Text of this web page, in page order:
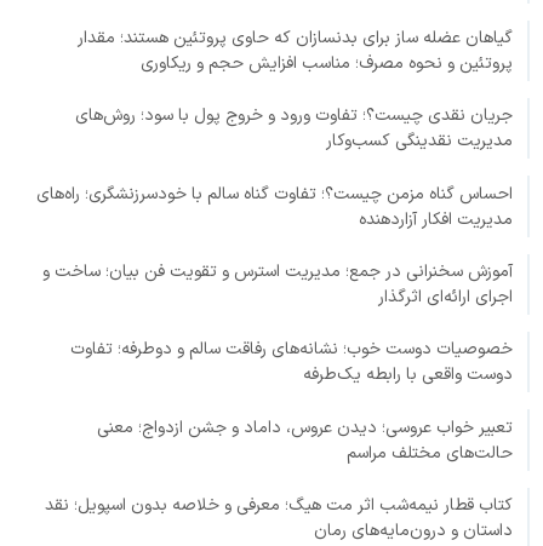
گیاهان عضله ساز برای بدنسازان که حاوی پروتئین هستند؛ مقدار
پروتئین و نحوه مصرف؛ مناسب افزایش حجم و ریکاوری
جریان نقدی چیست؟؛ تفاوت ورود و خروج پول با سود؛ روش‌های
مدیریت نقدینگی کسب‌وکار
احساس گناه مزمن چیست؟؛ تفاوت گناه سالم با خودسرزنشگری؛ راه‌های
مدیریت افکار آزاردهنده
آموزش سخنرانی در جمع؛ مدیریت استرس و تقویت فن بیان؛ ساخت و
اجرای ارائه‌ای اثرگذار
خصوصیات دوست خوب؛ نشانه‌های رفاقت سالم و دوطرفه؛ تفاوت
دوست واقعی با رابطه یک‌طرفه
تعبیر خواب عروسی؛ دیدن عروس، داماد و جشن ازدواج؛ معنی
حالت‌های مختلف مراسم
کتاب قطار نیمه‌شب اثر مت هیگ؛ معرفی و خلاصه بدون اسپویل؛ نقد
داستان و درون‌مایه‌های رمان